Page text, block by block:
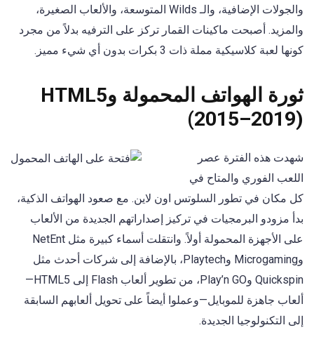
والجولات الإضافية، والـ Wilds المتوسعة، والألعاب الصغيرة،
والمزيد. أصبحت ماكينات القمار تركز على الترفيه بدلاً من مجرد
كونها لعبة كلاسيكية مملة ذات 3 بكرات بدون أي شيء مميز.
ثورة الهواتف المحمولة وHTML5
(2015–2019)
شهدت هذه الفترة عصر
اللعب الفوري والمتاح في
كل مكان في تطور السلوتس اون لاين. مع صعود الهواتف الذكية،
بدأ مزودو البرمجيات في تركيز إصداراتهم الجديدة من الألعاب
على الأجهزة المحمولة أولاً. وانتقلت أسماء كبيرة مثل NetEnt
وMicrogaming وPlaytech، بالإضافة إلى شركات أحدث مثل
Quickspin وPlay’n GO، من تطوير ألعاب Flash إلى HTML5—
ألعاب جاهزة للموبايل—وعملوا أيضاً على تحويل ألعابهم السابقة
إلى التكنولوجيا الجديدة.